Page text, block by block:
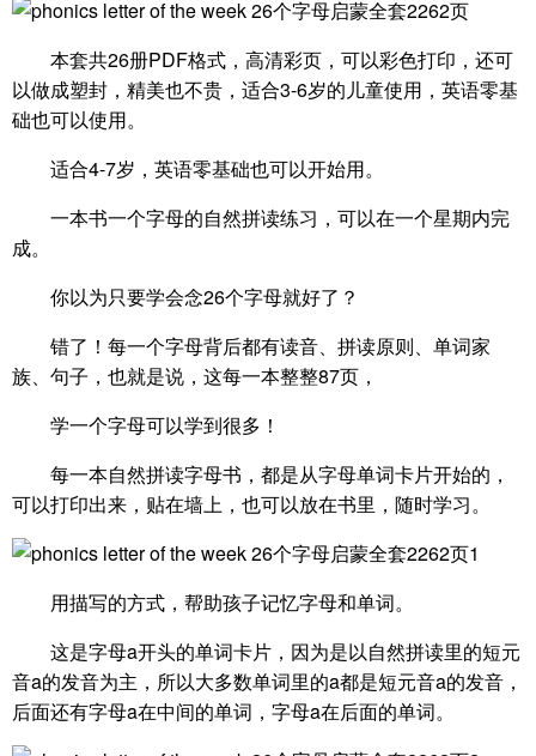
本套共26册PDF格式，高清彩页，可以彩色打印，还可
以做成塑封，精美也不贵，适合3-6岁的儿童使用，英语零基
础也可以使用。
适合4-7岁，英语零基础也可以开始用。
一本书一个字母的自然拼读练习，可以在一个星期内完
成。
你以为只要学会念26个字母就好了？
错了！每一个字母背后都有读音、拼读原则、单词家
族、句子，也就是说，这每一本整整87页，
学一个字母可以学到很多！
每一本自然拼读字母书，都是从字母单词卡片开始的，
可以打印出来，贴在墙上，也可以放在书里，随时学习。
用描写的方式，帮助孩子记忆字母和单词。
这是字母a开头的单词卡片，因为是以自然拼读里的短元
音a的发音为主，所以大多数单词里的a都是短元音a的发音，
后面还有字母a在中间的单词，字母a在后面的单词。